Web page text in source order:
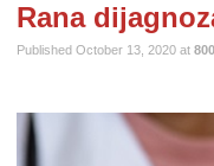
Rana
Published October 13, 2020 at